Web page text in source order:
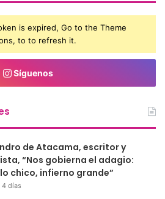
is expired, Go to the Theme
to to refresh it.
Síguenos
de Atacama, escritor y
“Nos gobierna el adagio:
chico, infierno grande”
4 días